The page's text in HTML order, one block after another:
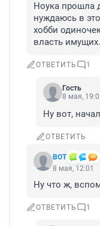
Ноука прошла
нуждаюсь в
хобби
власть имущих.
ОТВЕТИТЬ 1
Гость
8 мая,
Ну вот,
ОТВЕТИТЬ
ВOТ
8 мая, 12:01
Ну что ж,
ОТВЕТИТЬ 1